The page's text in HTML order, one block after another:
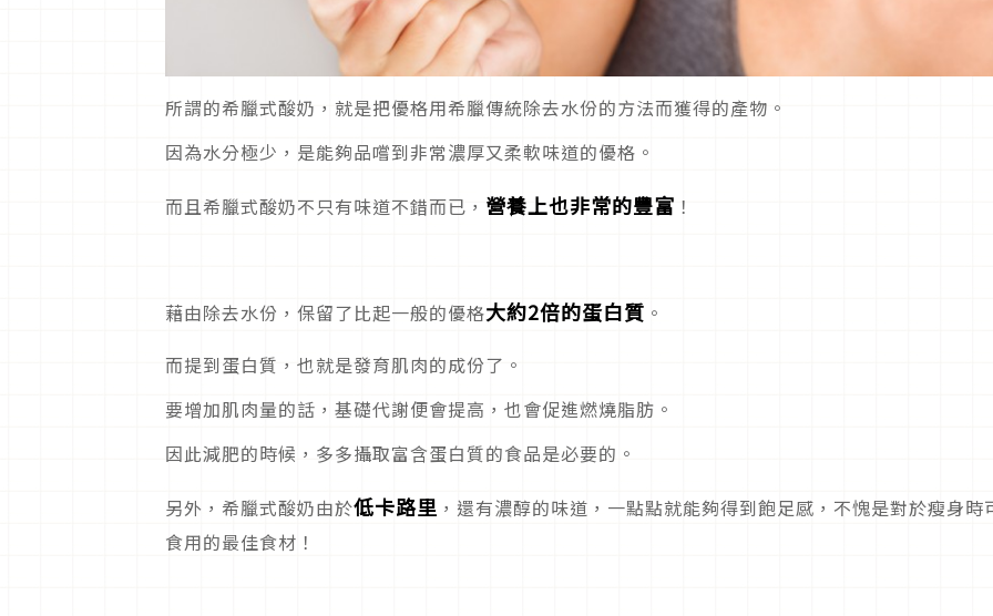
所謂的希臘式酸奶，就是把優格用希臘傳統除去水份的方法而獲得的產物。
因為水分極少，是能夠品嚐到非常濃厚又柔軟味道的優格。
而且希臘式酸奶不只有味道不錯而已， 營養上也非常的豐富 ！
藉由除去水份，保留了比起一般的優格大約2倍的蛋白質 。
而提到蛋白質，也就是發育肌肉的成份了。
要增加肌肉量的話，基礎代謝便會提高，也會促進燃燒脂肪。
因此減肥的時候，多多攝取富含蛋白質的食品是必要的。
另外，希臘式酸奶由於低卡路里 ，還有濃醇的味道，一點點就能夠得到飽足感，不愧是對於瘦身時
食用的最佳食材！